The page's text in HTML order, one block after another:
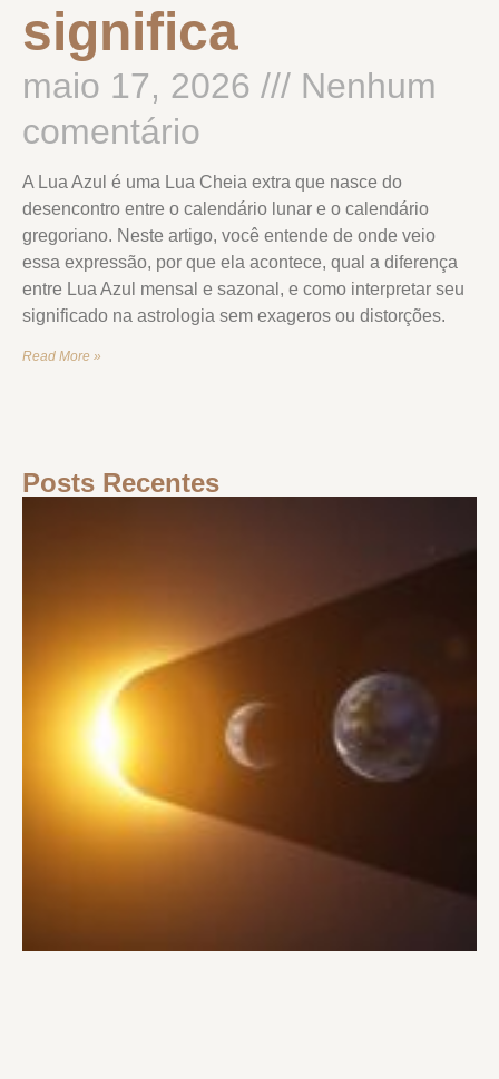
significa
maio 17, 2026
Nenhum
comentário
A Lua Azul é uma Lua Cheia extra que nasce do
desencontro entre o calendário lunar e o calendário
gregoriano. Neste artigo, você entende de onde veio
essa expressão, por que ela acontece, qual a diferença
entre Lua Azul mensal e sazonal, e como interpretar seu
significado na astrologia sem exageros ou distorções.
Read More »
Posts Recentes